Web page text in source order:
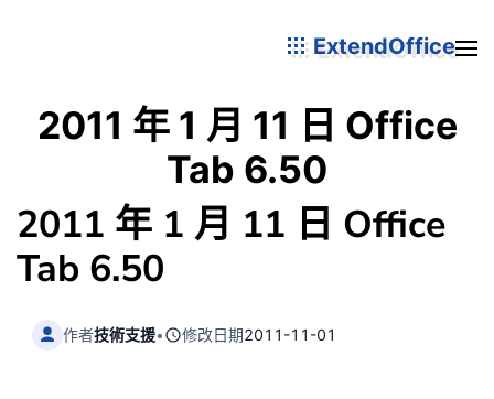
ExtendOffice
2011 年 1 月 11 日 Office
Tab 6.50
2011 年 1 月 11 日 Office
Tab 6.50
作者技術支援• 修改日期2011-11-01